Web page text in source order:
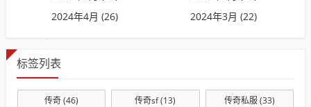
2024年4月 (26)
2024年3月 (22)
标签列表
传奇(46) 传奇sf(13) 传奇私服(33)